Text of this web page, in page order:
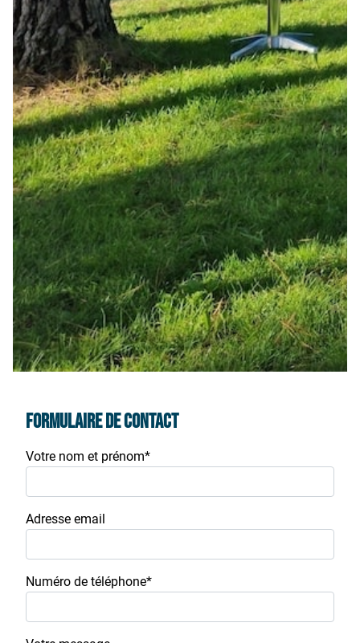
FORMULAIRE DE CONTACT
Votre nom et prénom*
Adresse email
Numéro de téléphone*